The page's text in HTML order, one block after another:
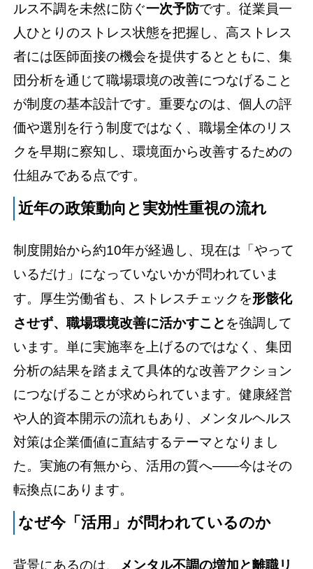
ルス不調を未然に防ぐ一次予防です。従業員一
人ひとりのストレス状態を把握し、高ストレス
者には医師面接の機会を提供するとともに、集
団分析を通じて職場環境の改善につなげること
が制度の基本設計です。重要なのは、個人の評
価や選別を行う制度ではなく、職場全体のリス
クを早期に察知し、環境面から改善するための
仕組みである点です。
近年の政策動向と実効性重視の流れ
制度開始から約10年が経過し、現在は「やって
いるだけ」になっていないかが問われていま
す。厚生労働省も、ストレスチェックを形骸化
させず、職場環境改善に活かすこと を強調して
います。単に実施率を上げるのではなく、集団
分析の結果を踏まえて具体的な改善アクション
につなげることが求められています。健康経営
や人的資本開示の流れもあり、メンタルヘルス
対策は企業価値に直結するテーマとなりまし
た。実施の有無から、活用の質へ——今はその
転換点にあります。
なぜ今「活用」が問われているのか
背景にあるのは、 メンタル不調の増加と離職リ